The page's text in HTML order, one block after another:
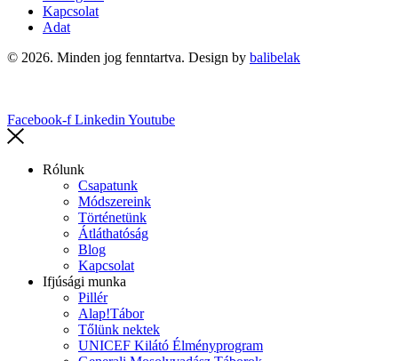
Kapcsolat
Adat
© 2026. Minden jog fenntartva. Design by balibelak
Facebook-f Linkedin Youtube
Rólunk
Csapatunk
Módszereink
Történetünk
Átláthatóság
Blog
Kapcsolat
Ifjúsági munka
Pillér
Alap!Tábor
Tőlünk nektek
UNICEF Kilátó Élményprogram